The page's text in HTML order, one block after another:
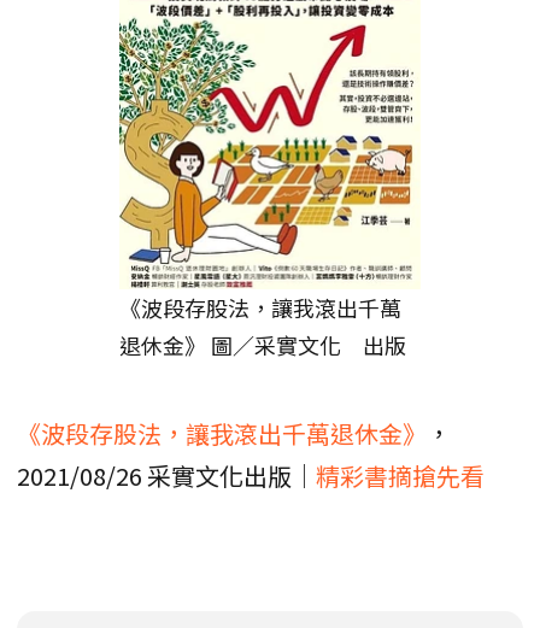
《波段存股法，讓我滾出千萬
退休金》 圖／采實文化 出版
《波段存股法，讓我滾出千萬退休金》
，
2021/08/26 采實文化出版│ 精彩書摘搶先看